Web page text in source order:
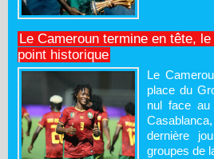
Le Cameroun termine en tête,
point historique
Le
place du
nul face au
dernière
groupes de